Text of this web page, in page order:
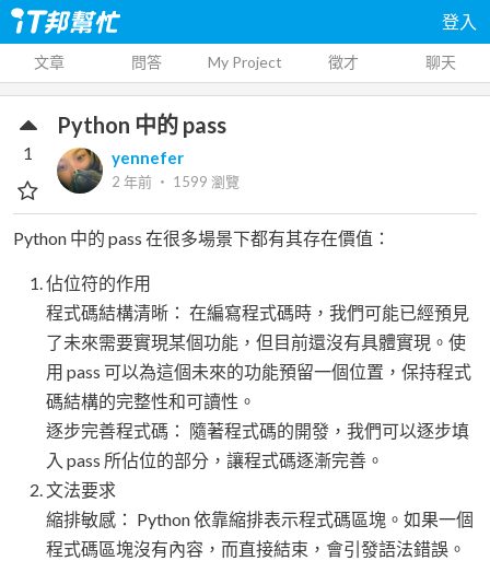
登入
文章 問答 My Project 徵才 聊天
Python 中的 pass
yennefer
2 年前 ‧ 1599 瀏覽
1
Python 中的 pass 在很多場景下都有其存在價值：
佔位符的作用
程式碼結構清晰： 在編寫程式碼時，我們可能已經預見
了未來需要實現某個功能，但目前還沒有具體實現。使
用 pass 可以為這個未來的功能預留一個位置，保持程式
碼結構的完整性和可讀性。
逐步完善程式碼： 隨著程式碼的開發，我們可以逐步填
入 pass 所佔位的部分，讓程式碼逐漸完善。
文法要求
縮排敏感： Python 依靠縮排表示程式碼區塊。如果一個
程式碼區塊沒有內容，而直接結束，會引發語法錯誤。